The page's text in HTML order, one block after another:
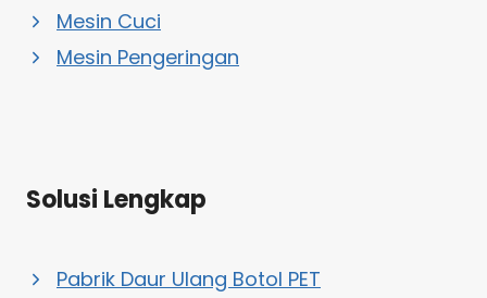
Mesin Cuci
Mesin Pengeringan
Solusi Lengkap
Pabrik Daur Ulang Botol PET